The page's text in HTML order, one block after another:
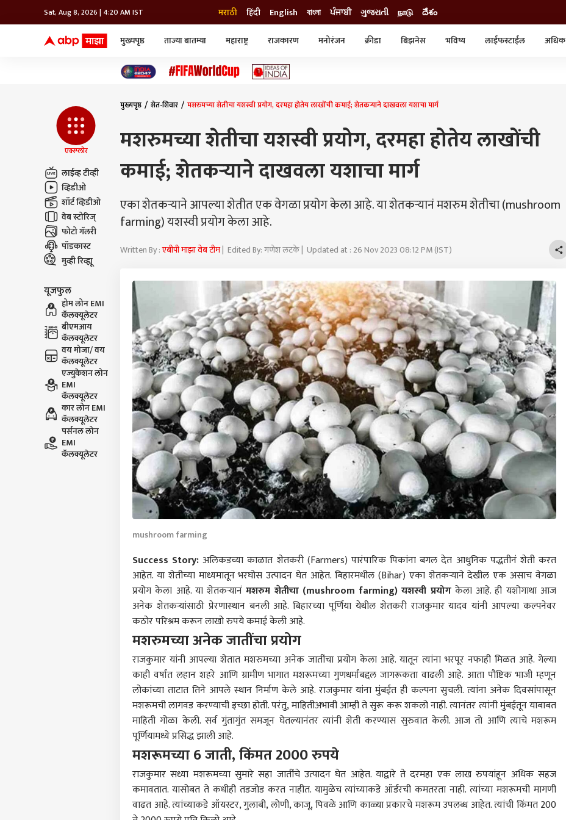
Sat, Aug 8, 2026 | 4:20 AM IST मराठी हिंदी English বাংলা ਪੰਜਾਬੀ ગુજરાતી நாடு దేశం
मुख्यपृष्ठ ताज्या बातम्या महाराष्ट्र राजकारण मनोरंजन क्रीडा बिझनेस भविष्य लाईफस्टाईल
अधिक
कोल्हापूर
नवी मुंबई
अमरावती
अकोला
एक्स्प्लोर
लाईव्ह टीव्ही
व्हिडीओ
शॉर्ट व्हिडीओ
वेब स्टोरिज्
फोटो गॅलरी
पॉडकास्ट
मुव्ही रिव्ह्यू
यूजफुल
होम लोन EMI
कॅलक्यूलेटर
बीएमआय
कॅलक्यूलेटर
वय मोजा/ वय
कॅलक्यूलेटर
एज्युकेशन लोन
EMI
कॅलक्यूलेटर
कार लोन EMI
कॅलक्यूलेटर
पर्सनल लोन
EMI
कॅलक्यूलेटर
मुख्यपृष्ठ शेत-शिवार मशरुमच्या शेतीचा यशस्वी प्रयोग, दरमहा होतेय लाखोंची कमाई; शेतकऱ्याने दाखवला यशाचा मार्ग
मशरुमच्या शेतीचा यशस्वी प्रयोग, दरमहा होतेय लाखोंची
कमाई; शेतकऱ्याने दाखवला यशाचा मार्ग
एका शेतकऱ्याने आपल्या शेतीत एक वेगळा प्रयोग केला आहे. या शेतकऱ्यानं मशरुम शेतीचा (mushroom
farming) यशस्वी प्रयोग केला आहे.
Written By :एबीपी माझा वेब टीम| Edited By: गणेश लटके | Updated at : 26 Nov 2023 08:12 PM (IST)
mushroom farming
Success Story: अलिकडच्या काळात शेतकरी (Farmers) पारंपारिक पिकांना बगल देत आधुनिक पद्धतीनं शेती करत
आहेत. या शेतीच्या माध्यमातून भरघोस उत्पादन घेत आहेत. बिहारमधील (Bihar) एका शेतकऱ्याने देखील एक असाच वेगळा
प्रयोग केला आहे. या शेतकऱ्यानंमशरुम शेतीचा (mushroom farming) यशस्वी प्रयोगकेला आहे. ही यशोगाथा आज
अनेक शेतकऱ्यांसाठी प्रेरणास्थान बनली आहे. बिहारच्या पूर्णिया येथील शेतकरी राजकुमार यादव यांनी आपल्या कल्पनेवर
कठोर परिश्रम करून लाखो रुपये कमाई केली आहे.
मशरुमच्या अनेक जातींचा प्रयोग
राजकुमार यांनी आपल्या शेतात मशरुमच्या अनेक जातींचा प्रयोग केला आहे. यातून त्यांना भरपूर नफाही मिळत आहे. गेल्या
काही वर्षांत लहान शहरे आणि ग्रामीण भागात मशरूमच्या गुणधर्मांबद्दल जागरूकता वाढली आहे. आता पौष्टिक भाजी म्हणून
लोकांच्या ताटात तिने आपले स्थान निर्माण केले आहे. राजकुमार यांना मुंबईत ही कल्पना सुचली. त्यांना अनेक दिवसांपासून
मशरूमची लागवड करण्याची इच्छा होती. परंतु, माहितीअभावी आम्ही ते सुरू करू शकलो नाही. त्यानंतर त्यांनीमुंबईतून याबाबत
माहिती गोळा केली. सर्व गुंतागुंत समजून घेतल्यानंतर त्यांनी शेती करण्यास सुरुवात केली. आज तो आणि त्याचे मशरूम
पूर्णियामध्ये प्रसिद्ध झाली आहे.
मशरूमच्या 6 जाती, किंमत 2000 रुपये
राजकुमार सध्या मशरूमच्या सुमारे सहा जातींचे उत्पादन घेत आहेत. याद्वारे ते दरमहा एक लाख रुपयांहून अधिक सहज
कमावतात. यासोबत ते कधीही तडजोड करत नाहीत. यामुळेच त्यांच्याकडे ऑर्डरची कमतरता नाही. त्यांच्या मशरूमची मागणी
वाढत आहे. त्यांच्याकडे ऑयस्टर, गुलाबी, लोणी, काजू, पिवळे आणि काळ्या प्रकारचे मशरूम उपलब्ध आहेत. त्यांची किंमत 200
हॅलो गेस्ट
पर्सनल कॉर्नर
टॉप आर्टिकल टॉप रील्स